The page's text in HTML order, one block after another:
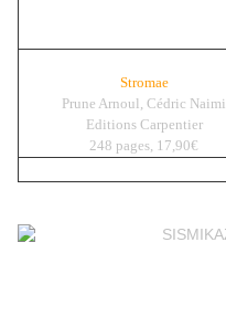
Stromae
Prune Arnoul, Cédric Naimi
Editions Carpentier
248 pages, 17,90€